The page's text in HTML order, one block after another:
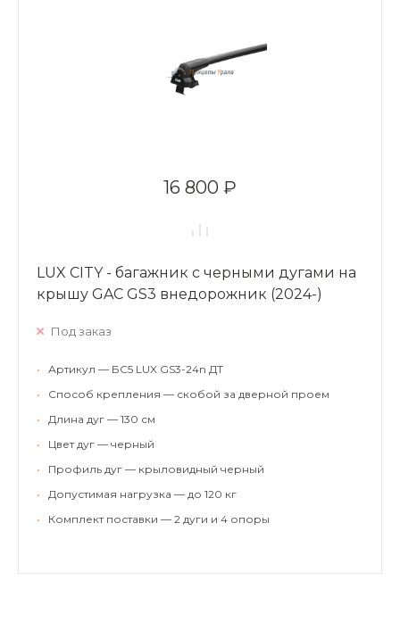
16 800 ₽
LUX CITY - багажник с черными дугами на
крышу GAC GS3 внедорожник (2024-)
Под заказ
•
Артикул — БС5 LUX GS3-24n ДТ
•
Способ крепления — скобой за дверной проем
•
Длина дуг — 130 см
•
Цвет дуг — черный
•
Профиль дуг — крыловидный черный
•
Допустимая нагрузка — до 120 кг
•
Комплект поставки — 2 дуги и 4 опоры